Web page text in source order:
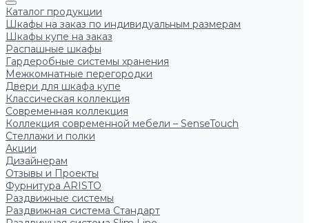
Каталог продукции
Шкафы на заказ по индивидуальным размерам
Шкафы купе на заказ
Распашные шкафы
Гардеробные системы хранения
Межкомнатные перегородки
Двери для шкафа купе
Классическая коллекция
Современная коллекция
Коллекция современной мебели – SenseTouch
Стеллажи и полки
Акции
Дизайнерам
Отзывы и Проекты
Фурнитура ARISTO
Раздвижные системы
Раздвижная система Стандарт